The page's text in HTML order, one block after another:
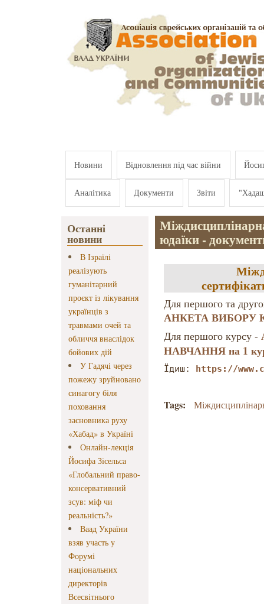
Новини Відновлення під час війни
Аналітика Документи Звіти
Останні
новини
В Ізраїлі
реалізують
гуманітарний
проєкт із лікування
українців з
травмами очей та
обличчя внаслідок
бойових дій
У Гадячі через
пожежу зруйновано
синагогу біля
поховання
засновника руху
«Хабад» в Україні
Онлайн-лекція
Йосифа Зісельса
«Глобальний право-
консервативний
зсув: міф чи
реальність?»
Ваад України
взяв участь у
Форумі
національних
директорів
Всесвітнього
юдаїки -
Для першого та
АНКЕТА ВИБОРУ
Для першого курсу -
НАВЧАННЯ на 1
Їдиш: https://
Tags: